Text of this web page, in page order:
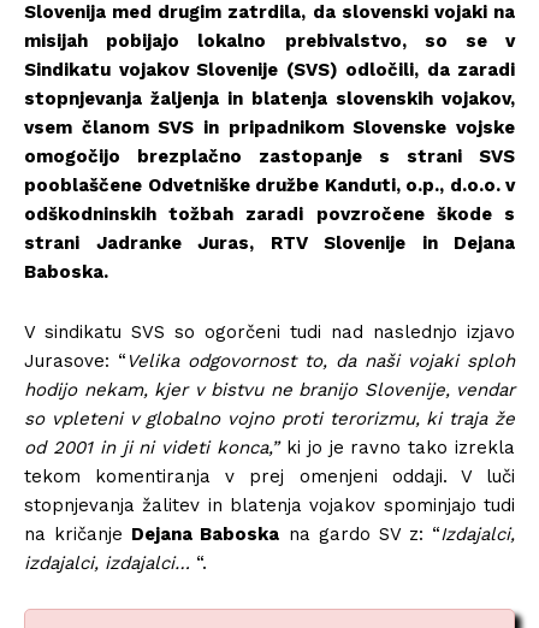
Slovenija med drugim zatrdila, da slovenski vojaki na
misijah pobijajo lokalno prebivalstvo, so se v
Sindikatu vojakov Slovenije (SVS) odločili, da zaradi
stopnjevanja žaljenja in blatenja slovenskih vojakov,
vsem članom SVS in pripadnikom Slovenske vojske
omogočijo brezplačno zastopanje s strani SVS
pooblaščene Odvetniške družbe Kanduti, o.p., d.o.o. v
odškodninskih tožbah zaradi povzročene škode s
strani Jadranke Juras, RTV Slovenije in Dejana
Baboska.
V sindikatu SVS so ogorčeni tudi nad naslednjo izjavo
Jurasove: “ Velika odgovornost to, da naši vojaki sploh
hodijo nekam, kjer v bistvu ne branijo Slovenije, vendar
so vpleteni v globalno vojno proti terorizmu, ki traja že
od 2001 in ji ni videti konca,” ki jo je ravno tako izrekla
tekom komentiranja v prej omenjeni oddaji. V luči
stopnjevanja žalitev in blatenja vojakov spominjajo tudi
na kričanje Dejana Baboska na gardo SV z: “Izdajalci,
izdajalci, izdajalci… “.